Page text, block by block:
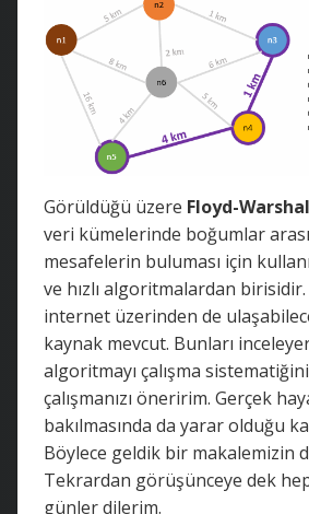
Görüldüğü üzere Floyd-
veri kümelerinde boğumlar
mesafelerin buluması için
ve hızlı algoritmalardan
internet üzerinden de
kaynak mevcut. Bunları
algoritmayı çalışma
çalışmanızı öneririm. Gerçek
bakılmasında da yarar olduğu
Böylece geldik bir makalemizin
Tekrardan görüşünceye dek
günler dilerim.